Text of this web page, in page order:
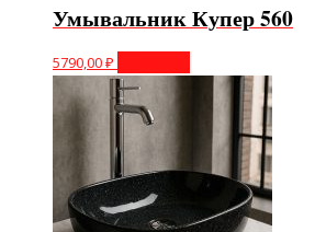
Умывальник Купер 560
5790,00₽